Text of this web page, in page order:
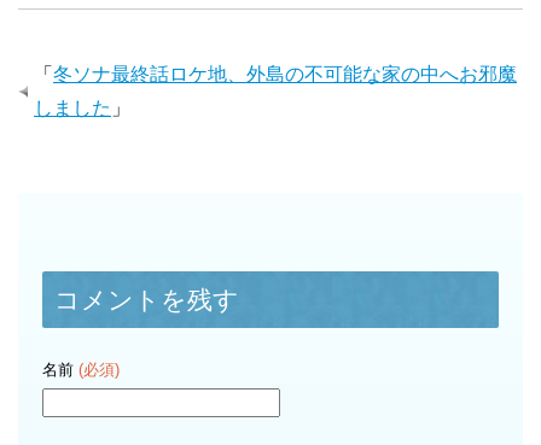
「 冬ソナ最終話ロケ地、外島の不可能な家の中へお邪魔
しました 」
コメントを残す
名前 (必須)